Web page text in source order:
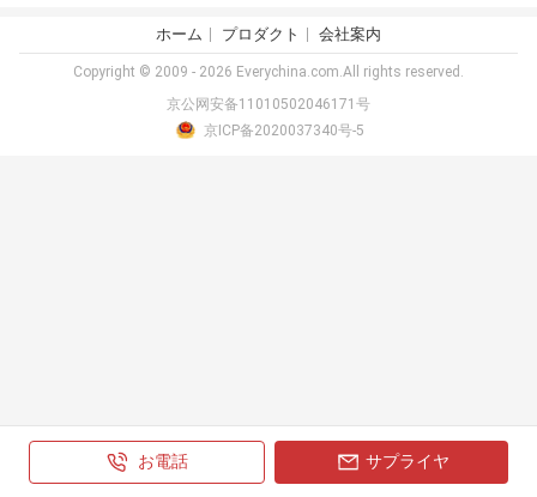
お電話 サプライヤ
ホーム プロダクト 会社案内
Copyright © 2009 - 2026 Everychina.com.All rights reserved.
京公网安备11010502046171号
京ICP备2020037340号-5